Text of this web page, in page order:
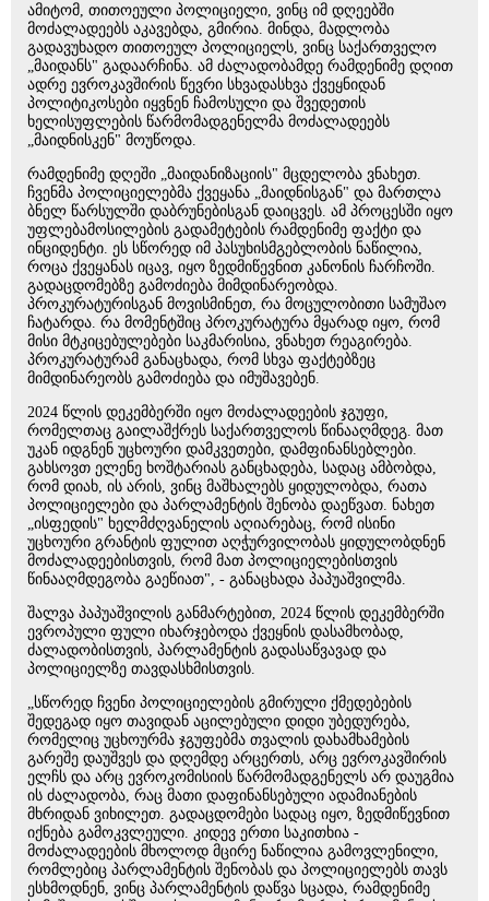
ამიტომ, თითოეული პოლიციელი, ვინც იმ დღეებში
მოძალადეებს აკავებდა, გმირია. მინდა, მადლობა
გადავუხადო თითოეულ პოლიციელს, ვინც საქართველო
„მაიდანს" გადაარჩინა. ამ ძალადობამდე რამდენიმე დღით
ადრე ევროკავშირის წევრი სხვადასხვა ქვეყნიდან
პოლიტიკოსები იყვნენ ჩამოსული და შვედეთის
ხელისუფლების წარმომადგენელმა მოძალადეებს
„მაიდნისკენ" მოუწოდა.
რამდენიმე დღეში „მაიდანიზაციის" მცდელობა ვნახეთ.
ჩვენმა პოლიციელებმა ქვეყანა „მაიდნისგან" და მართლა
ბნელ წარსულში დაბრუნებისგან დაიცვეს. ამ პროცესში იყო
უფლებამოსილების გადამეტების რამდენიმე ფაქტი და
ინციდენტი. ეს სწორედ იმ პასუხისმგებლობის ნაწილია,
როცა ქვეყანას იცავ, იყო ზედმიწევნით კანონის ჩარჩოში.
გადაცდომებზე გამოძიება მიმდინარეობდა.
პროკურატურისგან მოვისმინეთ, რა მოცულობითი სამუშაო
ჩატარდა. რა მომენტშიც პროკურატურა მყარად იყო, რომ
მისი მტკიცებულებები საკმარისია, ვნახეთ რეაგირება.
პროკურატურამ განაცხადა, რომ სხვა ფაქტებზეც
მიმდინარეობს გამოძიება და იმუშავებენ.
2024 წლის დეკემბერში იყო მოძალადეების ჯგუფი,
რომელთაც გაილაშქრეს საქართველოს წინააღმდეგ. მათ
უკან იდგნენ უცხოური დამკვეთები, დამფინანსებლები.
გახსოვთ ელენე ხოშტარიას განცხადება, სადაც ამბობდა,
რომ დიახ, ის არის, ვინც მაშხალებს ყიდულობდა, რათა
პოლიციელები და პარლამენტის შენობა დაეწვათ. ნახეთ
„ისფედის" ხელმძღვანელის აღიარებაც, რომ ისინი
უცხოური გრანტის ფულით აღჭურვილობას ყიდულობდნენ
მოძალადეებისთვის, რომ მათ პოლიციელებისთვის
წინააღმდეგობა გაეწიათ", - განაცხადა პაპუაშვილმა.
შალვა პაპუაშვილის განმარტებით, 2024 წლის დეკემბერში
ევროპული ფული იხარჯებოდა ქვეყნის დასამხობად,
ძალადობისთვის, პარლამენტის გადასაწვავად და
პოლიციელზე თავდასხმისთვის.
„სწორედ ჩვენი პოლიციელების გმირული ქმედებების
შედეგად იყო თავიდან აცილებული დიდი უბედურება,
რომელიც უცხოურმა ჯგუფებმა თვალის დახამხამების
გარეშე დაუშვეს და დღემდე არცერთს, არც ევროკავშირის
ელჩს და არც ევროკომისიის წარმომადგენელს არ დაუგმია
ის ძალადობა, რაც მათი დაფინანსებული ადამიანების
მხრიდან ვიხილეთ. გადაცდომები სადაც იყო, ზედმიწევნით
იქნება გამოკვლეული. კიდევ ერთი საკითხია -
მოძალადეების მხოლოდ მცირე ნაწილია გამოვლენილი,
რომლებიც პარლამენტის შენობას და პოლიციელებს თავს
ესხმოდნენ, ვინც პარლამენტის დაწვა სცადა, რამდენიმე